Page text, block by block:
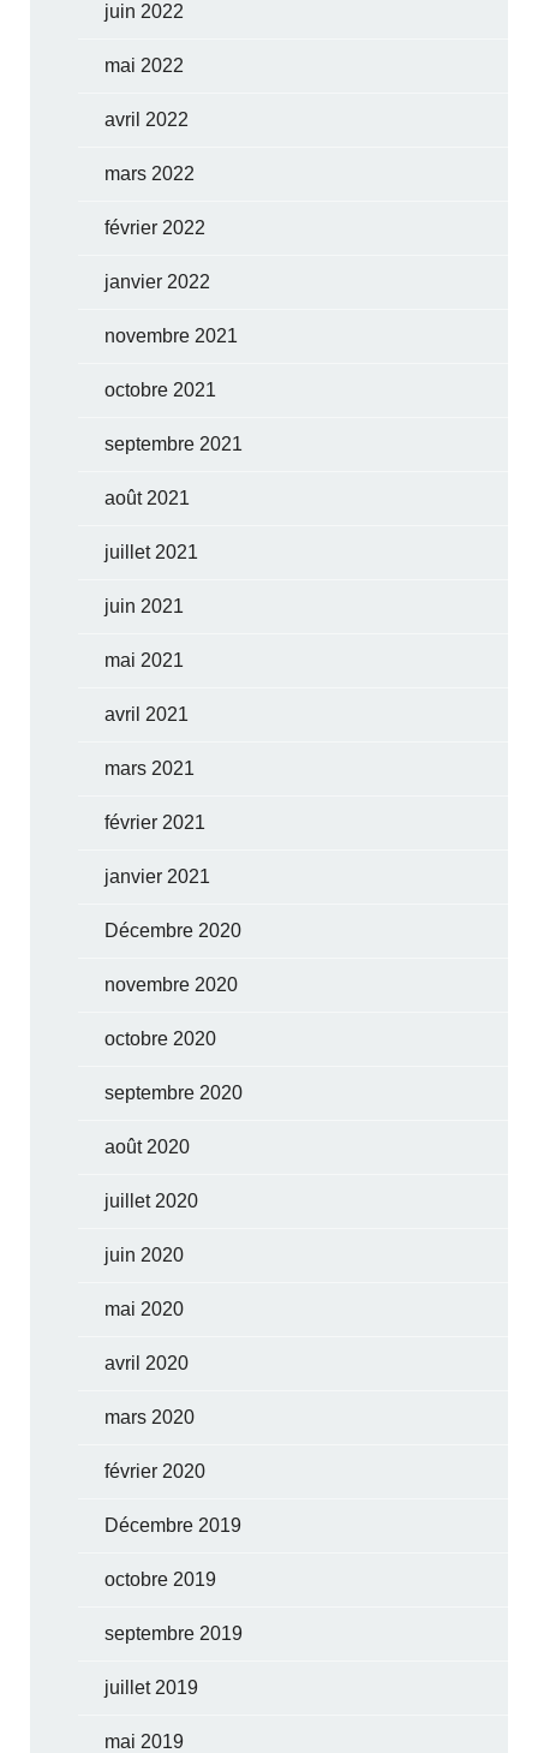
juin 2022
mai 2022
avril 2022
mars 2022
février 2022
janvier 2022
novembre 2021
octobre 2021
septembre 2021
août 2021
juillet 2021
juin 2021
mai 2021
avril 2021
mars 2021
février 2021
janvier 2021
Décembre 2020
novembre 2020
octobre 2020
septembre 2020
août 2020
juillet 2020
juin 2020
mai 2020
avril 2020
mars 2020
février 2020
Décembre 2019
octobre 2019
septembre 2019
juillet 2019
mai 2019